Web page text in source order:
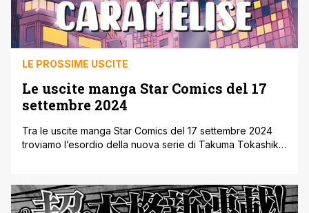
LE PROSSIME USCITE
Le uscite manga Star Comics del 17
settembre 2024
Tra le uscite manga Star Comics del 17 settembre 2024
troviamo l’esordio della nuova serie di Takuma Tokashiki
Slayer ' Campus Kimetsu e di Kaiju Girl Caramelise. Ecco
di seguito, le varie uscite manga [']